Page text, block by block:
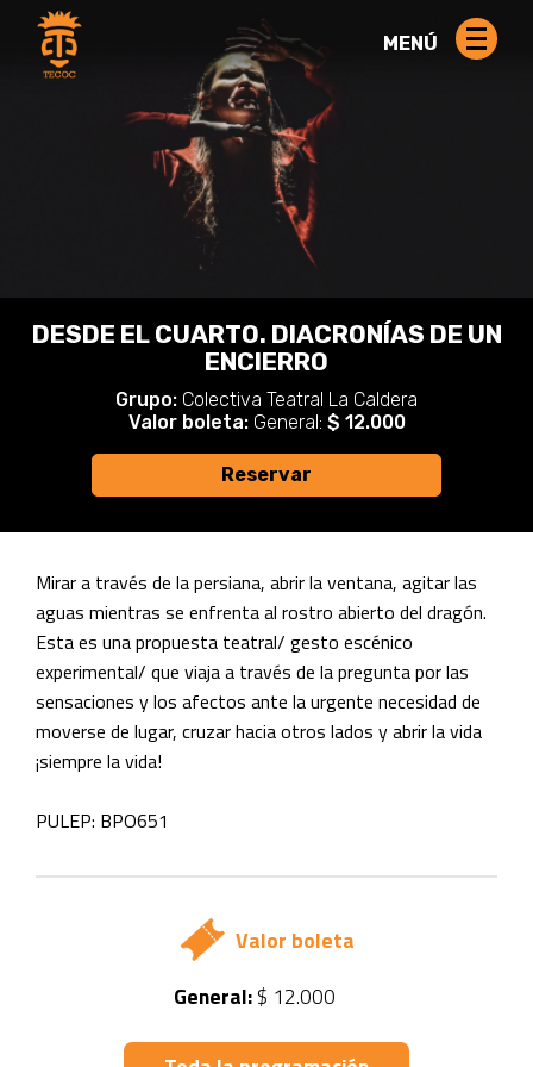
MENÚ
DESDE EL CUARTO. DIACRONÍAS DE UN
ENCIERRO
Grupo: Colectiva Teatral La Caldera
Valor boleta: General: $ 12.000
Reservar
Mirar a través de la persiana, abrir la ventana, agitar las
aguas mientras se enfrenta al rostro abierto del dragón.
Esta es una propuesta teatral/ gesto escénico
experimental/ que viaja a través de la pregunta por las
sensaciones y los afectos ante la urgente necesidad de
moverse de lugar, cruzar hacia otros lados y abrir la vida
¡siempre la vida!
PULEP: BPO651
Valor boleta
General:$ 12.000